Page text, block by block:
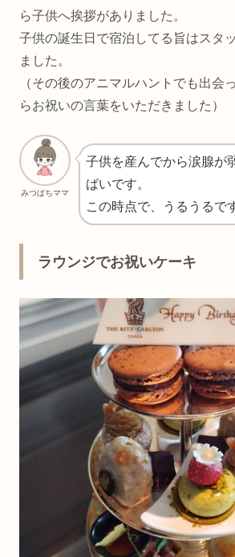
ら子供へ挨拶がありました。
子供の誕生日で宿泊してる旨はスタ
ました。
（その後のアニマルハントでも出会
らお祝いの言葉をいただきました）
みつばちママ
子供を産んでから涙腺が
ばいです。
この時点で、うるうるで
ラウンジでお祝いケーキ